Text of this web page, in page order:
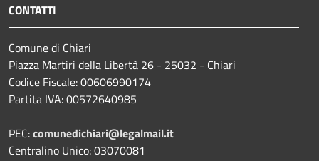
CONTATTI
Comune di Chiari
Piazza Martiri della Libertà 26 - 25032 - Chiari
Codice Fiscale: 00606990174
Partita IVA: 00572640985
PEC:comunedichiari@legalmail.it
Centralino Unico: 03070081